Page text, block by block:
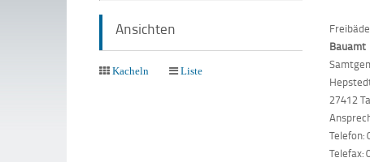
Ansichten
Kacheln Liste
Bauamt
27412
Telefon:
Telefax: